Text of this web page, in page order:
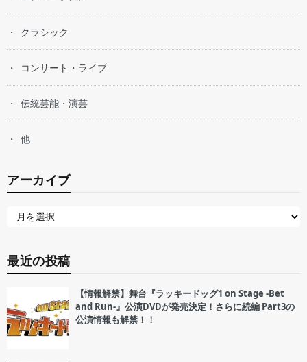
クラシック
コンサート・ライブ
伝統芸能・演芸
他
アーカイブ
最近の投稿
【情報解禁】舞台『ラッキードッグ1 on Stage -Bet
and Run-』公演DVDが発売決定！さらに続編 Part3の
公演情報も解禁！！